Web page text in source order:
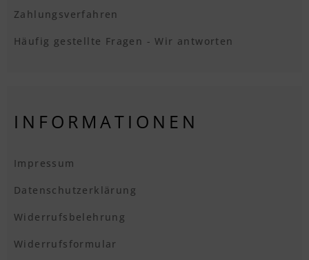
Zahlungsverfahren
Häufig gestellte Fragen - Wir antworten
INFORMATIONEN
Impressum
Datenschutzerklärung
Widerrufsbelehrung
Widerrufsformular